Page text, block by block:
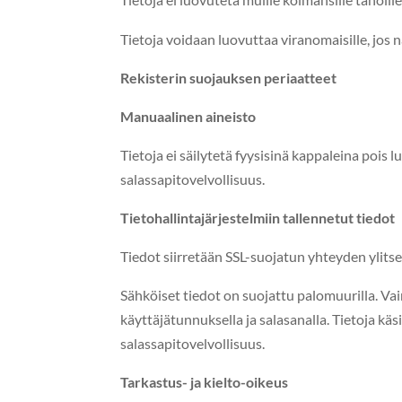
Tieto­ja voidaan luovut­taa vira­nomaisille, jos
Rek­isterin suo­jauk­sen periaatteet
Man­u­aa­li­nen aineisto
Tieto­ja ei säi­lytetä fyy­sis­inä kap­paleina pois
salassapitovelvollisuus.
Tieto­hallinta­jär­jestelmi­in tal­len­netut tiedot
Tiedot siir­retään SSL-suo­jatun yhtey­den
Sähköiset tiedot on suo­jat­tu palo­muuril­la.
käyt­täjä­tun­nuk­sel­la ja salasanal­la. Tieto­ja
salassapitovelvollisuus.
Tarkas­tus- ja kielto-oikeus